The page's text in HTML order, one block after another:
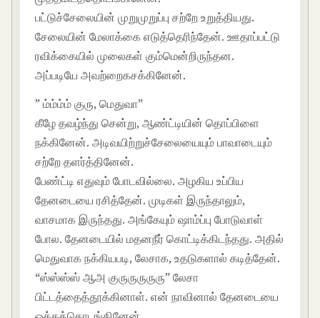
பட்டுச்சேலையின் முறுமுறுப்பு சற்றே உறுத்தியது.
சேலையின் மேலாக்கை எடுத்தெரிந்தேன். ஊதாப்பட்டு
ரவிக்கையில் முலைகள் கும்மென்றிருந்தன.
அப்படியே அவற்றைகசக்கினேன்.
” ம்ம்ம்ம் குரு, மெதுவா”
கீழே தவழ்ந்து சென்று, ஆண்ட்டியின் தொப்பிளை
நக்கினேன். அடிவயிற்றுச்சேலையையும் பாவாடையும்
சற்றே தளர்த்தினேன்.
பேண்ட்டி எதுவும் போடவில்லை. அழகிய உப்பிய
தேனடையை ரசித்தேன். முடிகள் இருந்தாலும்,
வாசமாக இருந்தது. அங்கேயும் ஷாம்ப்பு போடுவாள்
போல. தேனடையில் மதனநீர் கொட்டிக்கிடந்தது. அதில்
மெதுவாக நக்கியபடி, லேசாக, உதடுகளால் கடித்தேன்.
“ஸ்ஸ்ஸ்ஸ் ஆஅ குருருருருரு” லேசா
பிட்டத்தைத்தூக்கினாள். என் நாவினால் தேனடையை